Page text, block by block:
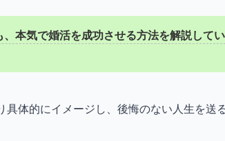
本気で婚活を成功させる方法を解説してい
具体的にイメージし、後悔のない人生を送